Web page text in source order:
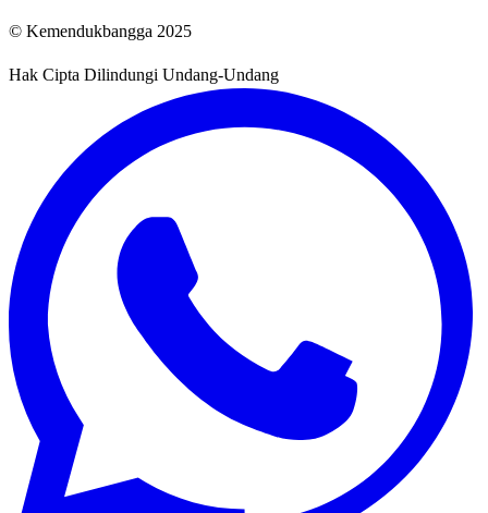
© Kemendukbangga 2025
Hak Cipta Dilindungi Undang-Undang